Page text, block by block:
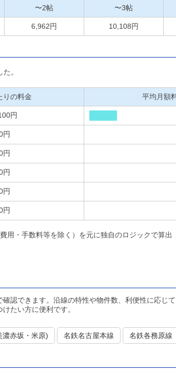
〜2帖 〜3帖
6,962円 10,108円
。
りの料金 平均月額
円
円
円
円
円
円
用・手数料等を除く）を元に独自のロジックで算出
認できます。沿線の特性や物件数、利便性に応じ
たい方に便利です。
濃赤坂・米原) 名鉄名古屋本線 名鉄各務原線